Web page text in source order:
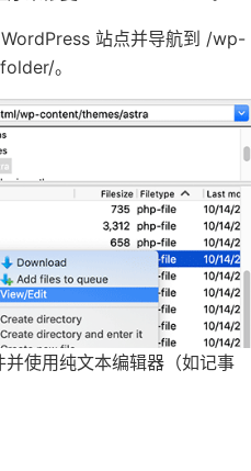
站点并导航到 /wp-
。
使用纯文本编辑器（如记事